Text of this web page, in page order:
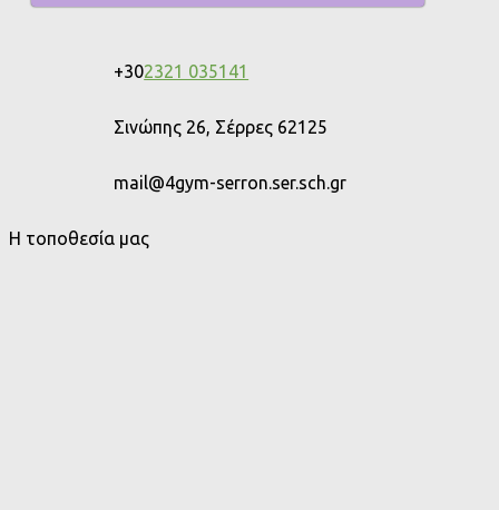
+302321 035141
Σινώπης 26, Σέρρες 62125
mail@4gym-serron.ser.sch.gr
Η τοποθεσία μας